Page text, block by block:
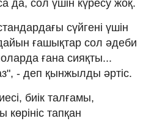
да, сол үшін күресу жоқ.
сүйгені үшін
ғашықтар сол әдеби
ғана сияқты...
- деп қынжылды әртіс.
биік талғамы,
тапқан